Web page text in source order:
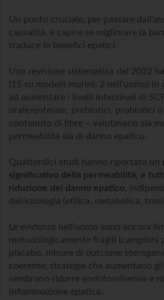
Un punto cruciale, per passare
causalità, è capire se migliorare la
traduce in benefici epatici.
Una revisione sistematica del 2022
(15 su modelli murini, 2 nell’uomo)
ad aumentare i livelli intestinali di
orale/enterale, prebiotici, probiotici
contenuto di fibre – valutavano sia
permeabilità sia di danno epatico.
Quattordici studi hanno riportato un
significativo della permeabilità, e
riduzione del danno epatico,
dall’eziologia (etilica, metabolica,
Le evidenze nell’uomo sono ancora
metodologicamente fragili (campioni
placebo, misure di outcome
coerente: strategie che aumentano
sembrano ridurre endotossinemia e
infiammazione epatica.